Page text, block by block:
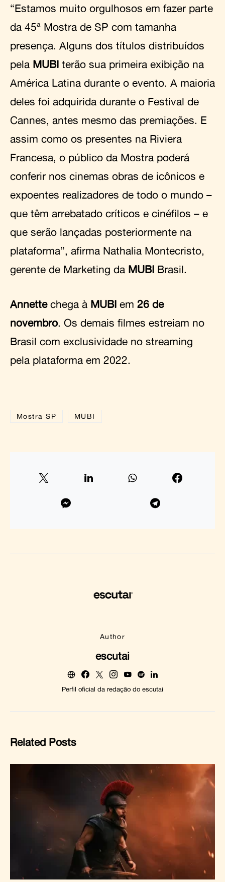
“Estamos muito orgulhosos em fazer parte
da 45ª Mostra de SP com tamanha
presença. Alguns dos títulos distribuídos
pela MUBI terão sua primeira exibição na
América Latina durante o evento. A maioria
deles foi adquirida durante o Festival de
Cannes, antes mesmo das premiações. E
assim como os presentes na Riviera
Francesa, o público da Mostra poderá
conferir nos cinemas obras de icônicos e
expoentes realizadores de todo o mundo –
que têm arrebatado críticos e cinéfilos – e
que serão lançadas posteriormente na
plataforma”, afirma Nathalia Montecristo,
gerente de Marketing da MUBI Brasil.
Annettechega à MUBI em 26 de
novembro. Os demais filmes estreiam no
Brasil com exclusividade no streaming
pela plataforma em 2022.
Mostra SP MUBI
Author
escutai
Perfil oficial da redação do escutai
Related Posts